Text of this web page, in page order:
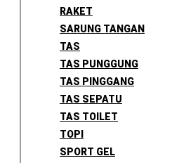
RAKET
SARUNG TANGAN
TAS
TAS PUNGGUNG
TAS PINGGANG
TAS SEPATU
TAS TOILET
TOPI
SPORT GEL